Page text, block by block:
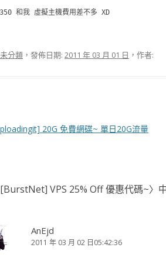
和我 虛擬主機費用差不多 XD
未分類 ，發佈日期: 2011 年 03 月 01 日 ，作者:
20G 免費網碟~ 單日20G流量
[BurstNet] VPS 25% Off 優惠代碼~〉
AnEjd
2011 年 03 月 02 日05:42:36